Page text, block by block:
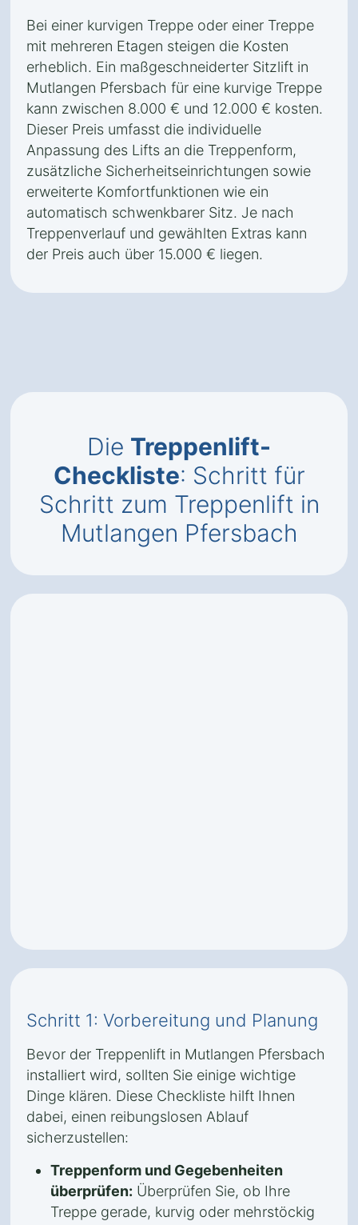
Bei einer kurvigen Treppe oder einer Treppe
mit mehreren Etagen steigen die Kosten
erheblich. Ein maßgeschneiderter Sitzlift in
Mutlangen Pfersbach für eine kurvige Treppe
kann zwischen 8.000 € und 12.000 € kosten.
Dieser Preis umfasst die individuelle
Anpassung des Lifts an die Treppenform,
zusätzliche Sicherheitseinrichtungen sowie
erweiterte Komfortfunktionen wie ein
automatisch schwenkbarer Sitz. Je nach
Treppenverlauf und gewählten Extras kann
der Preis auch über 15.000 € liegen.
Die Treppenlift-
Checkliste: Schritt für
Schritt zum Treppenlift in
Mutlangen Pfersbach
Schritt 1: Vorbereitung und Planung
Bevor der Treppenlift in Mutlangen Pfersbach
installiert wird, sollten Sie einige wichtige
Dinge klären. Diese Checkliste hilft Ihnen
dabei, einen reibungslosen Ablauf
sicherzustellen:
Treppenform und Gegebenheiten
überprüfen: Überprüfen Sie, ob Ihre
Treppe gerade, kurvig oder mehrstöckig